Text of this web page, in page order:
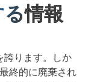
情報
誇ります。しか
終的に廃棄され